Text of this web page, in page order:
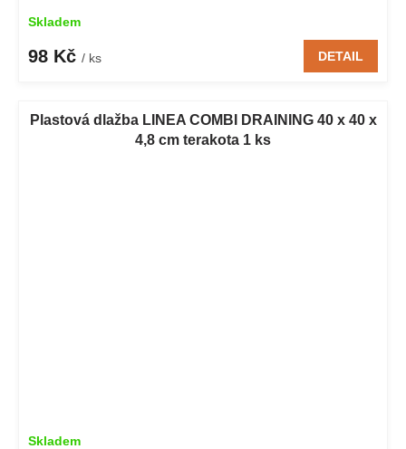
Skladem
98 Kč / ks DETAIL
Plastová dlažba LINEA COMBI DRAINING 40 x 40 x
4,8 cm terakota 1 ks
Skladem